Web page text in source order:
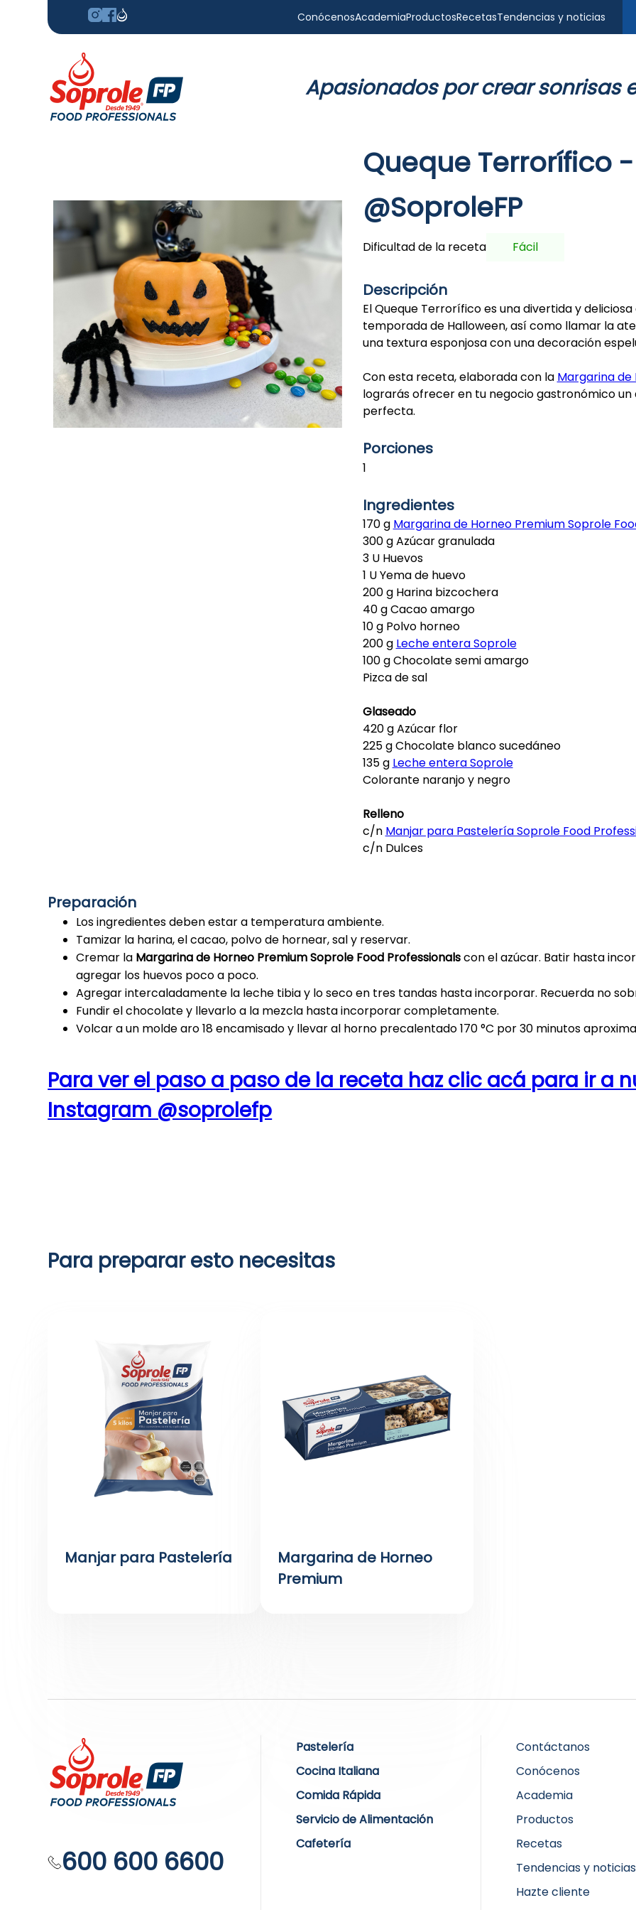
ConócenosAcademiaProductosRecetasTendencias y noticias
Apasionados por crear sonrisas
Queque Terrorífico
@SoproleFP
Dificultad de la receta Fácil
Descripción
El Queque Terrorífico es una divertida y
temporada de Halloween, así como llamar la
una textura esponjosa con una decoración
Con esta receta, elaborada con la Margarina de
lograrás ofrecer en tu negocio gastronómico
perfecta.
Porciones
1
Ingredientes
170 g Margarina de Horneo Premium Soprole
300 g Azúcar granulada
3 U Huevos
1 U Yema de huevo
200 g Harina bizcochera
40 g Cacao amargo
10 g Polvo horneo
200 g Leche entera Soprole
100 g Chocolate semi amargo
Pizca de sal
Glaseado
420 g Azúcar flor
225 g Chocolate blanco sucedáneo
135 g Leche entera Soprole
Colorante naranjo y negro
Relleno
c/n Manjar para Pastelería Soprole Food
c/n Dulces
Preparación
Los ingredientes deben estar a temperatura ambiente.
Tamizar la harina, el cacao, polvo de hornear, sal y reservar.
Cremar la Margarina de Horneo Premium Soprole Food Professionalscon el azúcar. Batir hasta
agregar los huevos poco a poco.
Agregar intercaladamente la leche tibia y lo seco en tres tandas hasta incorporar. Recuerda no
Fundir el chocolate y llevarlo a la mezcla hasta incorporar completamente.
Volcar a un molde aro 18 encamisado y llevar al horno precalentado 170 °C por 30 minutos
Para ver el paso a paso de la receta haz clic acá para ir a
Instagram @soprolefp
Para preparar esto necesitas
Manjar para Pastelería
Margarina de Horneo
Premium
600 600 6600
Pastelería
Cocina Italiana
Comida Rápida
Servicio de Alimentación
Cafetería
Contáctanos
Conócenos
Academia
Productos
Recetas
Tendencias y noticias
Hazte cliente